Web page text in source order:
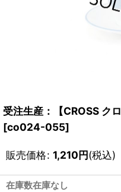
受注生産：【CROSS ク
[co024-055]
販売価格: 1,210円(税込)
在庫数在庫なし